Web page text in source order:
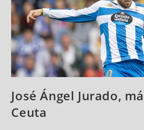
José Ángel Jurado,
Ceuta